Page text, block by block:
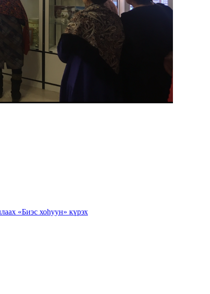
«Биэс хоһуун» күрэх